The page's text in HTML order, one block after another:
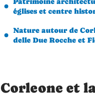
églises et centre
Nature autour de
delle Due Rocche et
Corleone et